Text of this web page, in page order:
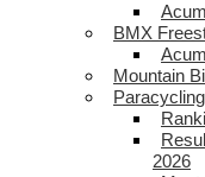
BMX
Mountain
Paracycling
2026